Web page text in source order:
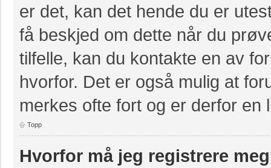
er det, kan det hende du er
få beskjed om dette når du
tilfelle, kan du kontakte en av
hvorfor. Det er også mulig at
merkes ofte fort og er derfor en
Topp
Hvorfor må jeg registrere